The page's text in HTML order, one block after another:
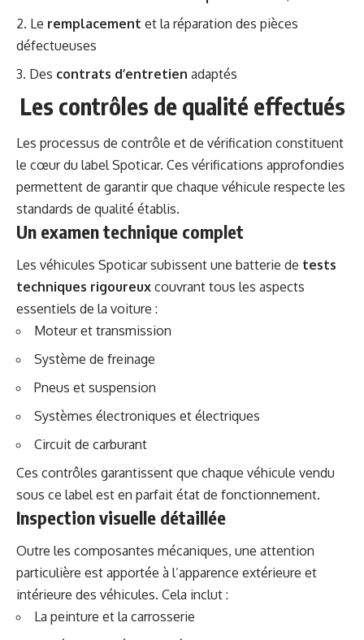
Le remplacement et la réparation des pièces
défectueuses
Des contrats d’entretien adaptés
Les contrôles de qualité effectués
Les processus de contrôle et de vérification constituent
le cœur du label Spoticar. Ces vérifications approfondies
permettent de garantir que chaque véhicule respecte les
standards de qualité établis.
Un examen technique complet
Les véhicules Spoticar subissent une batterie de tests
techniques rigoureux couvrant tous les aspects
essentiels de la voiture :
Moteur et transmission
Système de freinage
Pneus et suspension
Systèmes électroniques et électriques
Circuit de carburant
Ces contrôles garantissent que chaque véhicule vendu
sous ce label est en parfait état de fonctionnement.
Inspection visuelle détaillée
Outre les composantes mécaniques, une attention
particulière est apportée à l’apparence extérieure et
intérieure des véhicules. Cela inclut :
La peinture et la carrosserie